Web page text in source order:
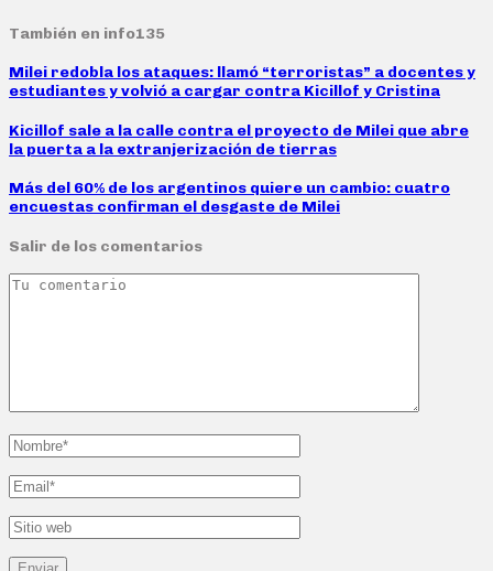
También en info135
Milei redobla los ataques: llamó “terroristas” a docentes y
estudiantes y volvió a cargar contra Kicillof y Cristina
Kicillof sale a la calle contra el proyecto de Milei que abre
la puerta a la extranjerización de tierras
Más del 60% de los argentinos quiere un cambio: cuatro
encuestas confirman el desgaste de Milei
Salir de los comentarios